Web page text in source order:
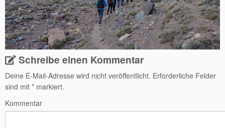
Schreibe einen Kommentar
Deine E-Mail-Adresse wird nicht veröffentlicht. Erforderliche Felder
sind mit * markiert.
Kommentar